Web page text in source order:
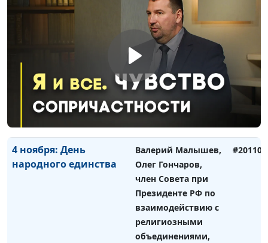
объединениями,
член Общественной
палаты РФ,
генеральный
секретарь
Российской
религиозной
свободы
4 ноября: День
народного единства
Валерий Малышев,
Олег Гончаров,
член Совета при
Президенте РФ по
взаимодействию с
религиозными
объединениями,
#201106